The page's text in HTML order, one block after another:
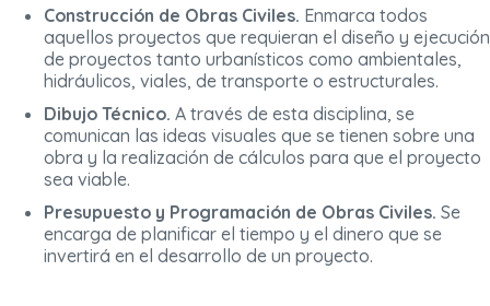
Construcción de Obras Civiles. Enmarca todos
aquellos proyectos que requieran el diseño y ejecución
de proyectos tanto urbanísticos como ambientales,
hidráulicos, viales, de transporte o estructurales.
Dibujo Técnico. A través de esta disciplina, se
comunican las ideas visuales que se tienen sobre una
obra y la realización de cálculos para que el proyecto
sea viable.
Presupuesto y Programación de Obras Civiles. Se
encarga de planificar el tiempo y el dinero que se
invertirá en el desarrollo de un proyecto.